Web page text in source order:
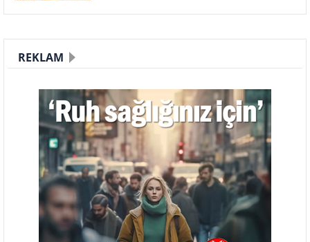
REKLAM